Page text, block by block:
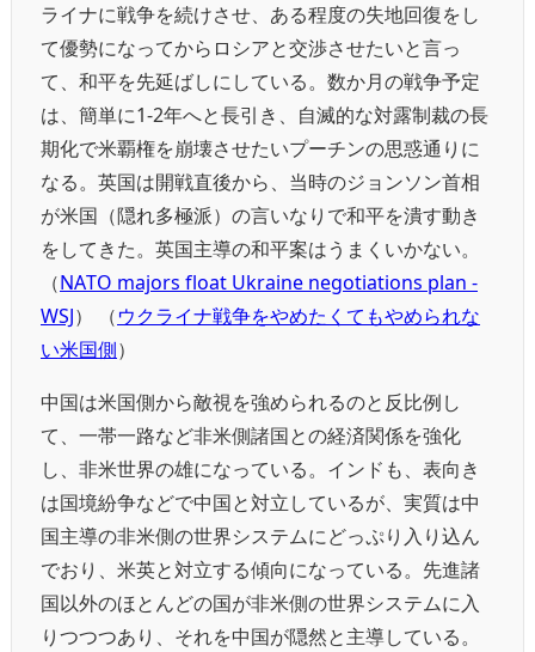
ライナに戦争を続けさせ、ある程度の失地回復をし
て優勢になってからロシアと交渉させたいと言っ
て、和平を先延ばしにしている。数か月の戦争予定
は、簡単に1-2年へと長引き、自滅的な対露制裁の長
期化で米覇権を崩壊させたいプーチンの思惑通りに
なる。英国は開戦直後から、当時のジョンソン首相
が米国（隠れ多極派）の言いなりで和平を潰す動き
をしてきた。英国主導の和平案はうまくいかない。
（NATO majors float Ukraine negotiations plan -
WSJ） （ウクライナ戦争をやめたくてもやめられな
い米国側）
中国は米国側から敵視を強められるのと反比例し
て、一帯一路など非米側諸国との経済関係を強化
し、非米世界の雄になっている。インドも、表向き
は国境紛争などで中国と対立しているが、実質は中
国主導の非米側の世界システムにどっぷり入り込ん
でおり、米英と対立する傾向になっている。先進諸
国以外のほとんどの国が非米側の世界システムに入
りつつつあり、それを中国が隠然と主導している。